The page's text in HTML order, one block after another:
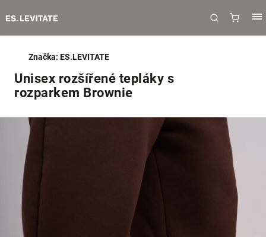
Unisex rozšířené tepláky s
rozparkem Brownie
Značka: ES.LEVITATE